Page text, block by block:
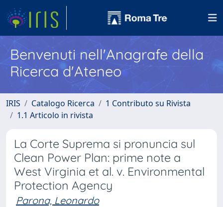
Benvenuti nell'Anagrafe della
Ricerca d'Ateneo
IRIS Catalogo Ricerca
1 Contributo su Rivista
1.1 Articolo in rivista
La Corte Suprema si pronuncia sul
Clean Power Plan: prime note a
West Virginia et al. v. Environmental
Protection Agency
Parona, Leonardo